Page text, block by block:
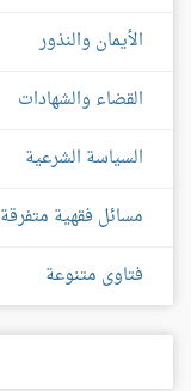
الأيمان والنذور
القضاء والشهادات
السياسة الشرعية
مسائل فقهية متفرقة
فتاوى متنوعة